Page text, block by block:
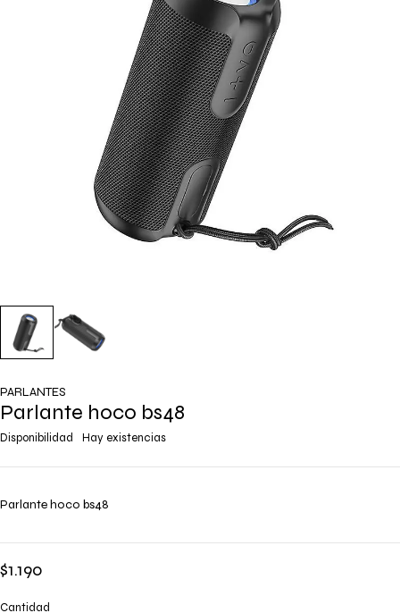
PARLANTES
Parlante hoco bs48
Disponibilidad Hay existencias
Parlante hoco bs48
$1.190
Cantidad